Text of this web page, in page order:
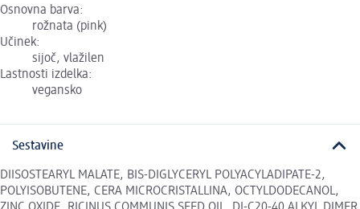
Osnovna barva:
rožnata (pink)
Učinek:
sijoč, vlažilen
Lastnosti izdelka:
vegansko
Sestavine
DIISOSTEARYL MALATE, BIS-DIGLYCERYL POLYACYLADIPATE-2,
POLYISOBUTENE, CERA MICROCRISTALLINA, OCTYLDODECANOL,